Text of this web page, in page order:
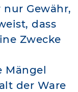
Gewähr,
dass
Zwecke
Mängel
der Ware